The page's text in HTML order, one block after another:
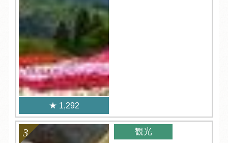
1,292
観光